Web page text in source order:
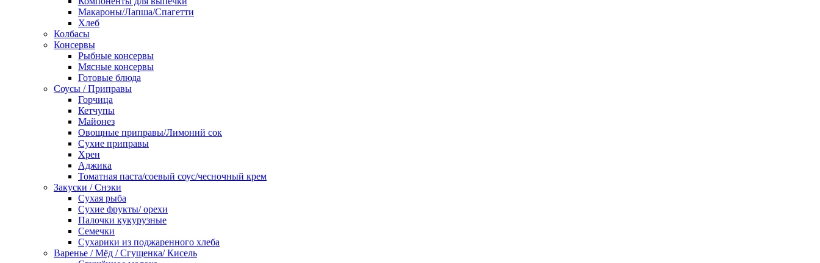
Макароны/Лапша/Спагетти
Хлеб
Колбасы
Консервы
Рыбные консервы
Мясные консервы
Готовые блюда
Соусы / Приправы
Горчица
Кетчупы
Майонез
Овощные приправы/Лимоннй сок
Сухие приправы
Хрен
Аджика
Томатная паста/соевый соус/чесночный крем
Закуски / Снэки
Сухая рыба
Сухие фрукты/ орехи
Палочки кукурузные
Семечки
Сухарики из поджаренного хлеба
Варенье / Мёд / Сгущенка/ Кисель